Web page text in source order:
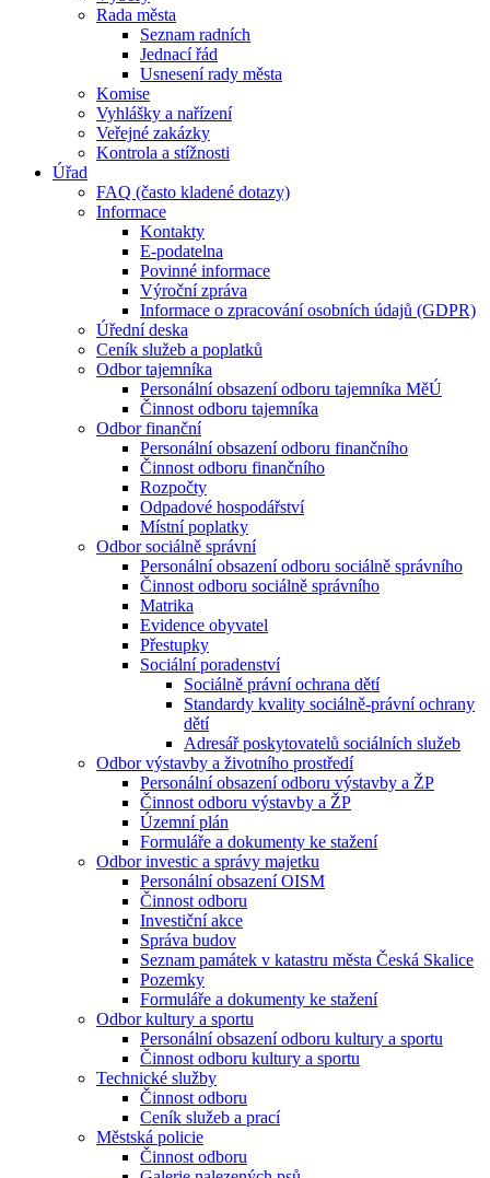
Rada města
Seznam radních
Jednací řád
Usnesení rady města
Komise
Vyhlášky a nařízení
Veřejné zakázky
Kontrola a stížnosti
Úřad
FAQ (často kladené dotazy)
Informace
Kontakty
E-podatelna
Povinné informace
Výroční zpráva
Informace o zpracování osobních údajů (GDPR)
Úřední deska
Ceník služeb a poplatků
Odbor tajemníka
Personální obsazení odboru tajemníka MěÚ
Činnost odboru tajemníka
Odbor finanční
Personální obsazení odboru finančního
Činnost odboru finančního
Rozpočty
Odpadové hospodářství
Místní poplatky
Odbor sociálně správní
Personální obsazení odboru sociálně správního
Činnost odboru sociálně správního
Matrika
Evidence obyvatel
Přestupky
Sociální poradenství
Sociálně právní ochrana dětí
Standardy kvality sociálně-právní ochrany
dětí
Adresář poskytovatelů sociálních služeb
Odbor výstavby a životního prostředí
Personální obsazení odboru výstavby a ŽP
Činnost odboru výstavby a ŽP
Územní plán
Formuláře a dokumenty ke stažení
Odbor investic a správy majetku
Personální obsazení OISM
Činnost odboru
Investiční akce
Správa budov
Seznam památek v katastru města Česká Skalice
Pozemky
Formuláře a dokumenty ke stažení
Odbor kultury a sportu
Personální obsazení odboru kultury a sportu
Činnost odboru kultury a sportu
Technické služby
Činnost odboru
Ceník služeb a prací
Městská policie
Činnost odboru